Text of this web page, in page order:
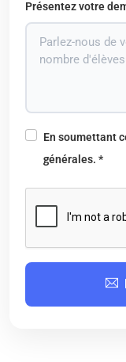
Présentez votre
En soumettant
générales. *